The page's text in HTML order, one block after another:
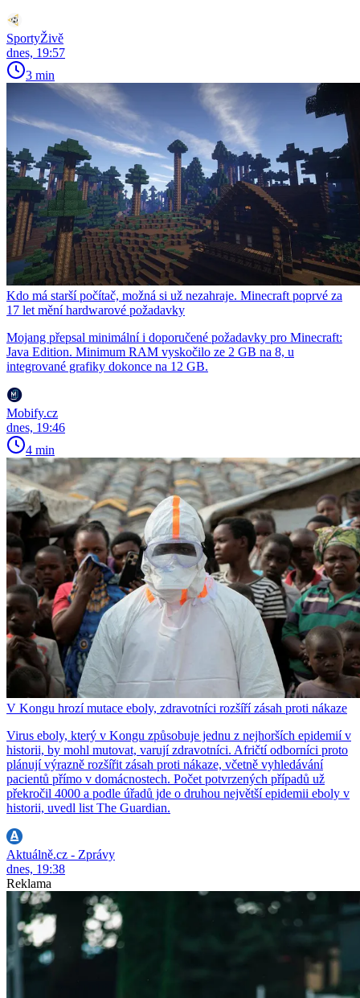
SportyŽivě
dnes, 19:57
3 min
Kdo má starší počítač, možná si už nezahraje. Minecraft poprvé za
17 let mění hardwarové požadavky
Mojang přepsal minimální i doporučené požadavky pro Minecraft:
Java Edition. Minimum RAM vyskočilo ze 2 GB na 8, u
integrované grafiky dokonce na 12 GB.
Mobify.cz
dnes, 19:46
4 min
V Kongu hrozí mutace eboly, zdravotníci rozšíří zásah proti nákaze
Virus eboly, který v Kongu způsobuje jednu z nejhorších epidemií v
historii, by mohl mutovat, varují zdravotníci. Afričtí odborníci proto
plánují výrazně rozšířit zásah proti nákaze, včetně vyhledávání
pacientů přímo v domácnostech. Počet potvrzených případů už
překročil 4000 a podle úřadů jde o druhou největší epidemii eboly v
historii, uvedl list The Guardian.
Aktuálně.cz - Zprávy
dnes, 19:38
Reklama